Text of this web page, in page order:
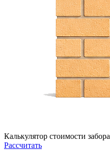
Калькулятор стоимости забора
Рассчитать